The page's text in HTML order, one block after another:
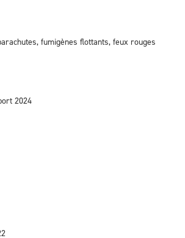
fumigènes flottants, feux rouges
2024